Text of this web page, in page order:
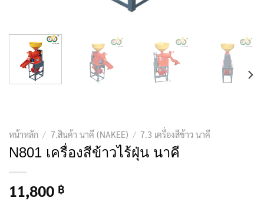
หน้าหลัก / 7.สินค้า นาคี (NAKEE) / 7.3 เครื่องสีข้าว นาคี
N801 เครื่องสีข้าวไร้ฝุ่น นาคี
11,800 ฿